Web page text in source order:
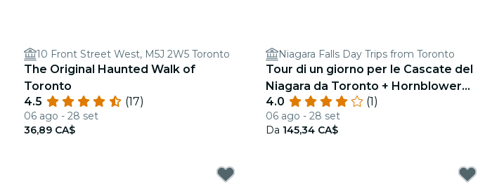
10 Front Street West, M5J 2W5 Toronto
The Original Haunted Walk of
Toronto
4.5
(17)
06 ago - 28 set
36,89 CA$
Niagara Falls Day Trips from Toronto
Tour di un giorno per le Cascate del
Niagara da Toronto + Hornblower
Cruise e Niagara-on-the-Lake
4.0 (1)
06 ago - 28 set
Da 145,34 CA$